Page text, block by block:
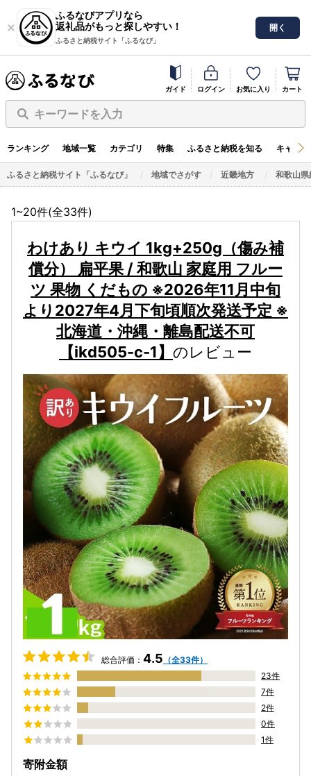
ふるなびアプリなら
返礼品がもっと探しやすい！
ふるさと納税サイト「ふるなび」
開く
ガイド ログイン お気に入り カート
キーワードを入力
ランキング 地域一覧 カテゴリ 特集 ふるさと納税を知る キャン
ふるさと納税サイト「ふるなび」 地域でさがす 近畿地方 和歌山
1~20件(全33件)
わけあり キウイ 1kg+250g（傷み補
償分） 扁平果 / 和歌山 家庭用 フルー
ツ 果物 くだもの ※2026年11月中旬
より2027年4月下旬頃順次発送予定 ※
北海道・沖縄・離島配送不可
【ikd505-c-1】 のレビュー
総合評価： 4.5 （全33件）
23件
7件
2件
0件
1件
寄附金額